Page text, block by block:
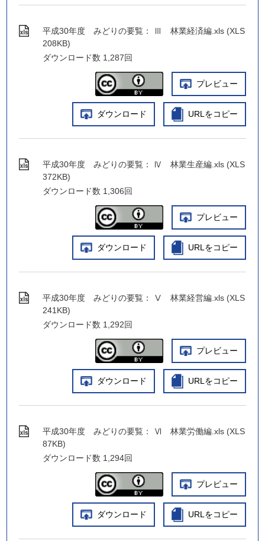
平成30年度 みどりの要覧： Ⅲ 林業経済編.xls (XLS
208KB)
ダウンロード数 1,287回
プレビュー
ダウンロード URLをコピー
平成30年度 みどりの要覧： Ⅳ 林業生産編.xls (XLS
372KB)
ダウンロード数 1,306回
プレビュー
ダウンロード URLをコピー
平成30年度 みどりの要覧： Ⅴ 林業経営編.xls (XLS
241KB)
ダウンロード数 1,292回
プレビュー
ダウンロード URLをコピー
平成30年度 みどりの要覧： Ⅵ 林業労働編.xls (XLS
87KB)
ダウンロード数 1,294回
プレビュー
ダウンロード URLをコピー